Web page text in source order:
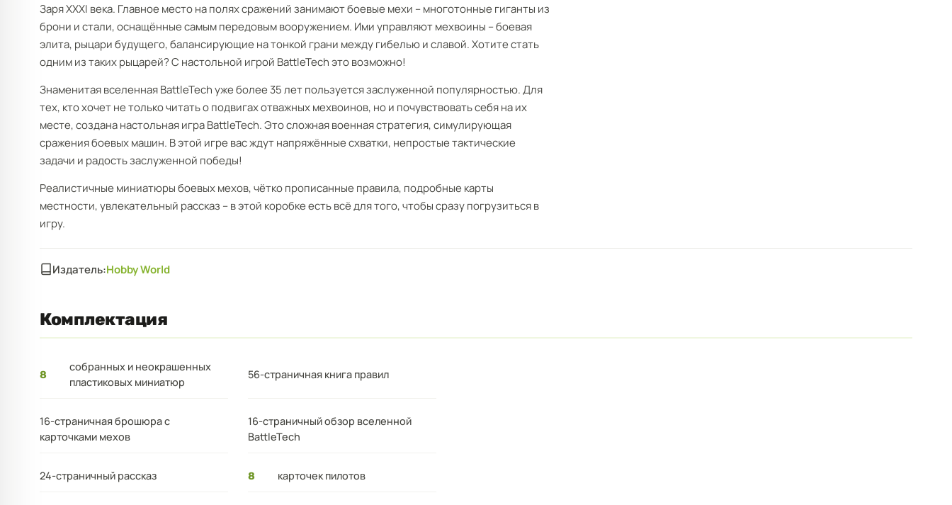
Заря XXXI века. Главное место на полях сражений занимают боевые мехи – многотонные гиганты из
брони и стали, оснащённые самым передовым вооружением. Ими управляют мехвоины – боевая
элита, рыцари будущего, балансирующие на тонкой грани между гибелью и славой. Хотите стать
одним из таких рыцарей? С настольной игрой BattleTech это возможно!
Знаменитая вселенная BattleTech уже более 35 лет пользуется заслуженной популярностью. Для
тех, кто хочет не только читать о подвигах отважных мехвоинов, но и почувствовать себя на их
месте, создана настольная игра BattleTech. Это сложная военная стратегия, симулирующая
сражения боевых машин. В этой игре вас ждут напряжённые схватки, непростые тактические
задачи и радость заслуженной победы!
Реалистичные миниатюры боевых мехов, чётко прописанные правила, подробные карты
местности, увлекательный рассказ – в этой коробке есть всё для того, чтобы сразу погрузиться в
игру.
Издатель:Hobby World
Комплектация
8
собранных и неокрашенных
пластиковых миниатюр
56-страничная книга правил
16-страничная брошюра с
карточками мехов
16-страничный обзор вселенной
BattleTech
24-страничный рассказ 8 карточек пилотов